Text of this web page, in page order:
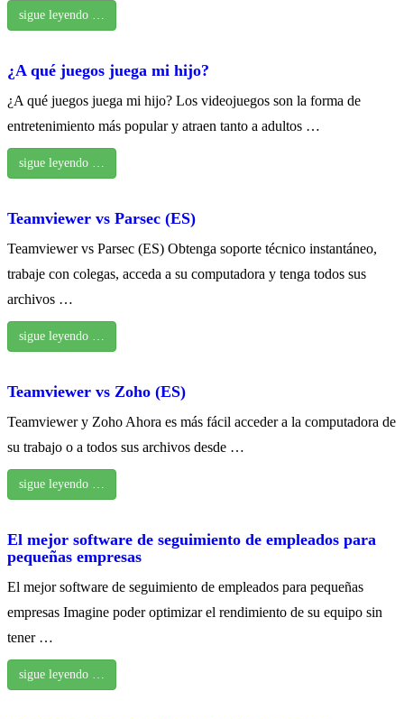
sigue leyendo …
¿A qué juegos juega mi hijo?
¿A qué juegos juega mi hijo? Los videojuegos son la forma de
entretenimiento más popular y atraen tanto a adultos …
sigue leyendo …
Teamviewer vs Parsec (ES)
Teamviewer vs Parsec (ES) Obtenga soporte técnico instantáneo,
trabaje con colegas, acceda a su computadora y tenga todos sus
archivos …
sigue leyendo …
Teamviewer vs Zoho (ES)
Teamviewer y Zoho Ahora es más fácil acceder a la computadora de
su trabajo o a todos sus archivos desde …
sigue leyendo …
El mejor software de seguimiento de empleados para
pequeñas empresas
El mejor software de seguimiento de empleados para pequeñas
empresas Imagine poder optimizar el rendimiento de su equipo sin
tener …
sigue leyendo …